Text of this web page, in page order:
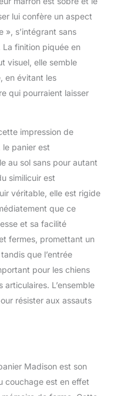
lui confère un aspect
», s’intégrant sans
finition piquée en
visuel, elle semble
en évitant les
qui pourraient laisser
impression de
panier est
au sol sans pour autant
similicuir est
véritable, elle est rigide
que ce
et sa facilité
fermes, promettant un
que l’entrée
pour les chiens
L’ensemble
résister aux assauts
Madison est son
couchage est en effet